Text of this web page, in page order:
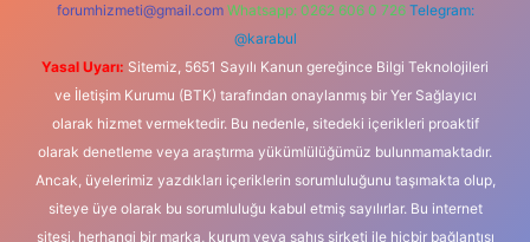
forumhizmeti@gmail.com Whatsapp: 0262 606 0 726 Telegram:
@karabul
Yasal Uyarı: Sitemiz, 5651 Sayılı Kanun gereğince Bilgi Teknolojileri
ve İletişim Kurumu (BTK) tarafından onaylanmış bir Yer Sağlayıcı
olarak hizmet vermektedir. Bu nedenle, sitedeki içerikleri proaktif
olarak denetleme veya araştırma yükümlülüğümüz bulunmamaktadır.
Ancak, üyelerimiz yazdıkları içeriklerin sorumluluğunu taşımakta olup,
siteye üye olarak bu sorumluluğu kabul etmiş sayılırlar. Bu internet
sitesi, herhangi bir marka, kurum veya şahıs şirketi ile hiçbir bağlantısı